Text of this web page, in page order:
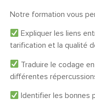
Notre formation vous
Expliquer les liens
tarification et la qualité
Traduire le codage
différentes
Identifier les bonnes